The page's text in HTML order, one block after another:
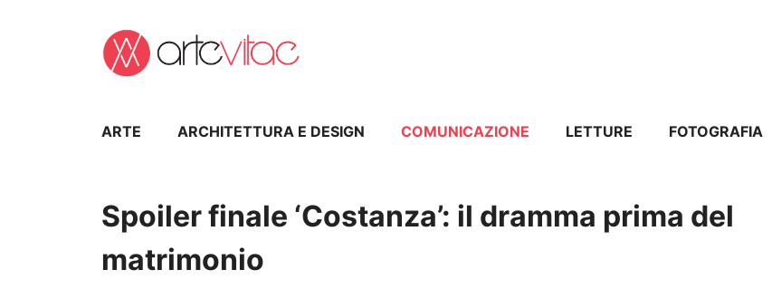
ARTE ARCHITETTURA E DESIGN COMUNICAZIONE LETTURE FOTOGRAFIA
Spoiler finale ‘Costanza’: il dramma prima del
matrimonio